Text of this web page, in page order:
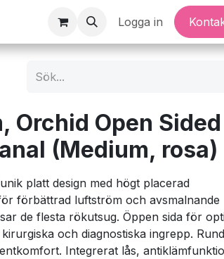
Logga in
Orchid Open
(Medium, rosa)
platt design med högt placerad
förbättrad luftström och avsmalnande
de flesta rökutsug. Öppen sida för
och diagnostiska ingrepp.
Integrerat lås,